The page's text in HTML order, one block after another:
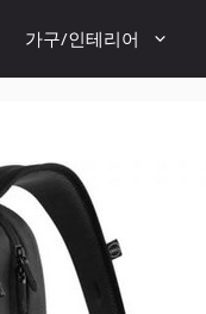
가구/인테리어